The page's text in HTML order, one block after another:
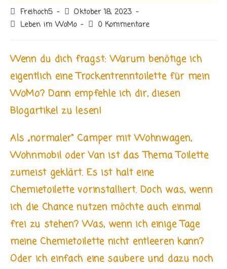
Beitrags-
Autor:
Freihoch5
Beitrag
veröffentlicht:
Oktober 18, 2023
Beitrags-
Leben im WoMo
Beitrags-
0 Kommentare
Wenn du dich fragst: Warum benötige ich
eigentlich eine Trockentrenntoilette für mein
WoMo? Dann empfehle ich dir, diesen
Blogartikel zu lesen!
Als „normaler“ Camper mit Wohnwagen,
Wohnmobil oder Van ist das Thema Toilette
zumeist geklärt. Es ist halt eine
Chemietoilette vorinstalliert. Doch was, wenn
ich die Chance nutzen möchte auch einmal
frei zu stehen? Was, wenn ich einige Tage
meine Chemietoilette nicht entleeren kann?
Oder ich einfach eine saubere und dazu noch